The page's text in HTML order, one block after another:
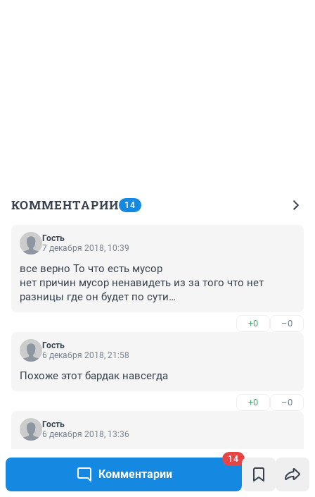
Комментарии
14
КОММЕНТАРИИ 14
Гость
7 декабря 2018, 10:39
все верно То что есть мусор
нет причин мусор ненавидеть из за того что нет
разницы где он будет по сути
значит мусор будет всюду до той поры когда люди не
изобретут саморазлагающийся мусор и тогда свалки
+0 –0
Гость
6 декабря 2018, 21:58
Похоже этот бардак навсегда
+0 –0
Гость
6 декабря 2018, 13:36
Контейнер должен быть заполнен на 2/3? Судя по
нашим, они заполняются на 1 +2/3.